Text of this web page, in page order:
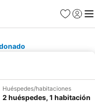
Favoritos
Iniciar
Huéspedes/habitaciones
2 huéspedes, 1 habitación